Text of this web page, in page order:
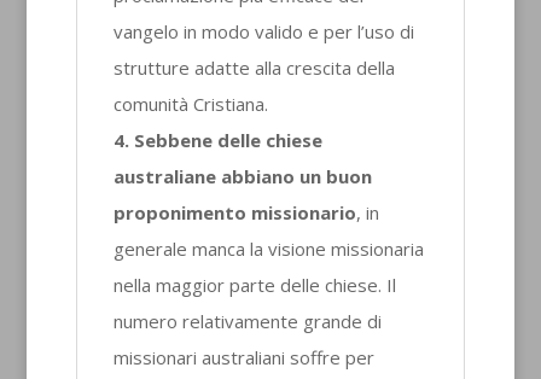
vangelo in modo valido e per l’uso di
strutture adatte alla crescita della
comunità Cristiana.
4. Sebbene delle chiese
australiane abbiano un buon
proponimento missionario, in
generale manca la visione missionaria
nella maggior parte delle chiese. Il
numero relativamente grande di
missionari australiani soffre per